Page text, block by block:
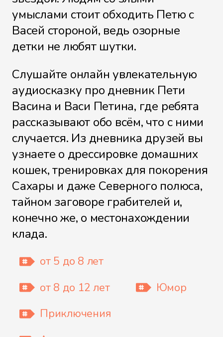
Файл 11
Файл 12
умыслами стоит обходить Петю с
Васей стороной, ведь озорные
детки не любят шутки.
Слушайте онлайн увлекательную
аудиосказку про дневник Пети
Васина и Васи Петина, где ребята
рассказывают обо всём, что с ними
случается. Из дневника друзей вы
узнаете о дрессировке домашних
кошек, тренировках для покорения
Сахары и даже Северного полюса,
тайном заговоре грабителей и,
конечно же, о местонахождении
клада.
от 5 до 8 лет
от 8 до 12 лет
Юмор
Приключения